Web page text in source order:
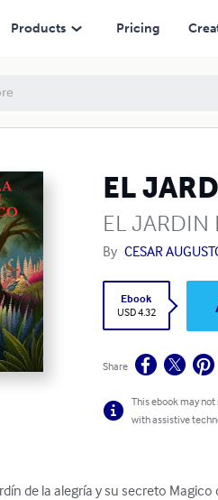
Products Pricing
EL
EL JARDIN
By CESAR
Ebook
USD 4.32
Share
This ebook may
with assistive
de la alegría y su secreto